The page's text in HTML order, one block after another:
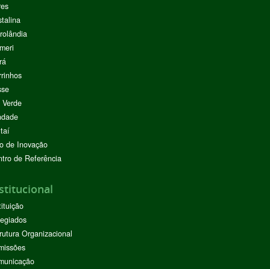
de Inovação
de Referência
Organizacional